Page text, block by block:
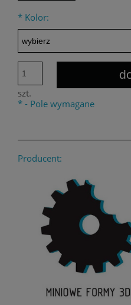
* Kolor:
szt.
* - Pole wymagane
Producent: